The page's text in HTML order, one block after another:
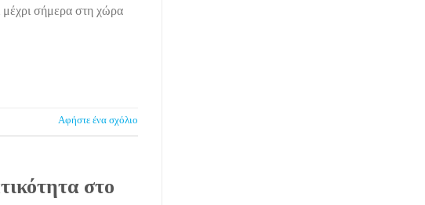
σήμερα στη χώρα
Αφήστε ένα σχόλιο
στο